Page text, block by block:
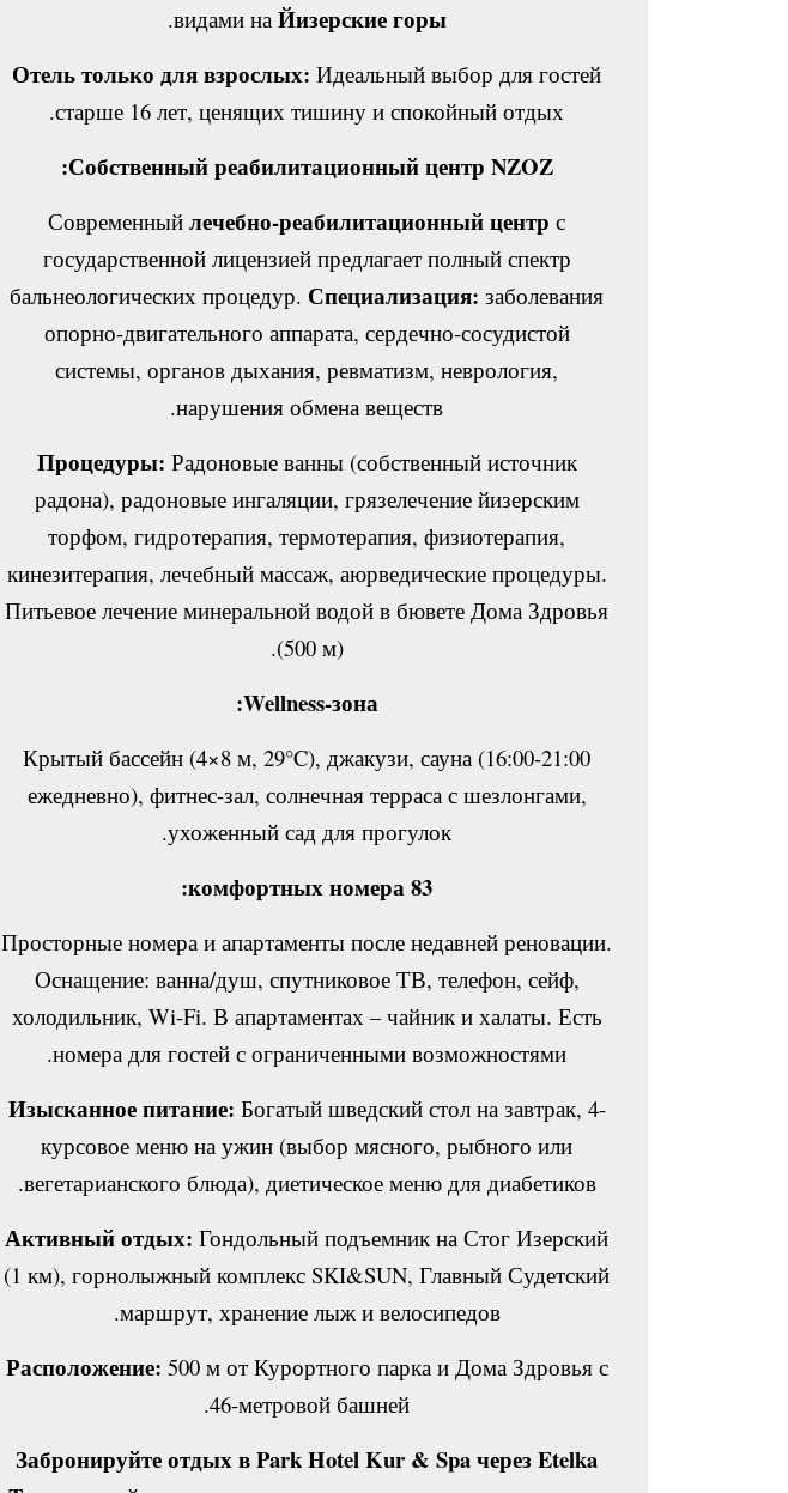
видами на Йизерские горы
.
Отель только для взрослых: Идеальный выбор для гостей
старше 16 лет, ценящих тишину и спокойный отдых.
Собственный реабилитационный центр NZOZ:
Современный лечебно-реабилитационный центр с
государственной лицензией предлагает полный спектр
бальнеологических процедур. Специализация: заболевания
опорно-двигательного аппарата, сердечно-сосудистой
системы, органов дыхания, ревматизм, неврология,
нарушения обмена веществ.
Процедуры: Радоновые ванны (собственный источник
радона), радоновые ингаляции, грязелечение йизерским
торфом, гидротерапия, термотерапия, физиотерапия,
кинезитерапия, лечебный массаж, аюрведические процедуры.
Питьевое лечение минеральной водой в бювете Дома Здровья
(500 м).
Wellness-зона:
Крытый бассейн (4×8 м, 29°C), джакузи, сауна (16:00-21:00
ежедневно), фитнес-зал, солнечная терраса с шезлонгами,
ухоженный сад для прогулок.
83 комфортных номера:
Просторные номера и апартаменты после недавней реновации.
Оснащение: ванна/душ, спутниковое ТВ, телефон, сейф,
холодильник, Wi-Fi. В апартаментах – чайник и халаты. Есть
номера для гостей с ограниченными возможностями.
Изысканное питание: Богатый шведский стол на завтрак, 4-
курсовое меню на ужин (выбор мясного, рыбного или
вегетарианского блюда), диетическое меню для диабетиков.
Активный отдых: Гондольный подъемник на Стог Изерский
(1 км), горнолыжный комплекс SKI&SUN, Главный Судетский
маршрут, хранение лыж и велосипедов.
Расположение: 500 м от Курортного парка и Дома Здровья с
46-метровой башней.
Забронируйте отдых в Park Hotel Kur & Spa через Etelka